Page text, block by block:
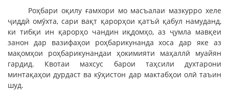
Роҳбари оқилу ғамхори мо масъалаи мазкурро хеле
ҷиддӣ омӯхта, сари вақт қарорҳои қатъӣ қабул намуданд,
ки тибқи ин қарорҳо чандин иқдомҳо, аз ҷумла мавқеи
занон дар вазифаҳои роҳбарикунанда хоса дар яке аз
мақомҳои роҳбарикунандаи ҳокимияти маҳаллӣ муайян
гардид. Квотаи махсус барои таҳсили духтарони
минтақаҳои дурдаст ва кӯҳистон дар мактабҳои олӣ таъин
шуд.